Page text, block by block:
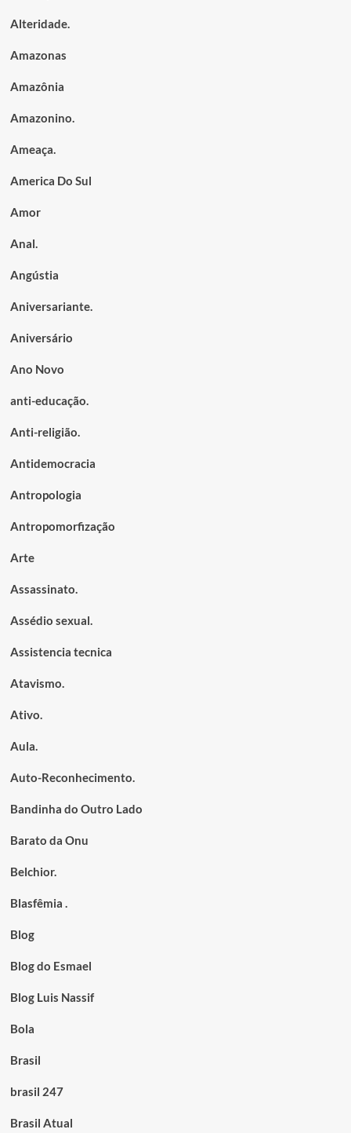
Alteridade.
Amazonas
Amazônia
Amazonino.
Ameaça.
America Do Sul
Amor
Anal.
Angústia
Aniversariante.
Aniversário
Ano Novo
anti-educação.
Anti-religião.
Antidemocracia
Antropologia
Antropomorfização
Arte
Assassinato.
Assédio sexual.
Assistencia tecnica
Atavismo.
Ativo.
Aula.
Auto-Reconhecimento.
Bandinha do Outro Lado
Barato da Onu
Belchior.
Blasfêmia .
Blog
Blog do Esmael
Blog Luis Nassif
Bola
Brasil
brasil 247
Brasil Atual